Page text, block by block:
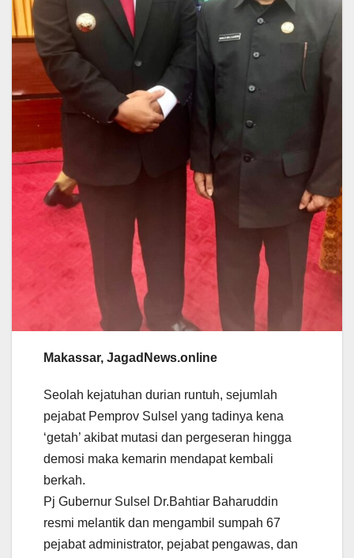
Makassar, JagadNews.online
Seolah kejatuhan durian runtuh, sejumlah
pejabat Pemprov Sulsel yang tadinya kena
‘getah’ akibat mutasi dan pergeseran hingga
demosi maka kemarin mendapat kembali
berkah.
Pj Gubernur Sulsel Dr.Bahtiar Baharuddin
resmi melantik dan mengambil sumpah 67
pejabat administrator, pejabat pengawas, dan